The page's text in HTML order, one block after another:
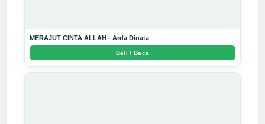
MERAJUT CINTA ALLAH - Arda Dinata
Beli / Baca